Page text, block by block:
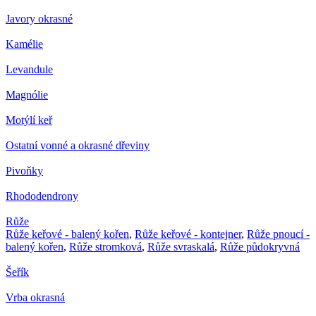
Javory okrasné
Kamélie
Levandule
Magnólie
Motýlí keř
Ostatní vonné a okrasné dřeviny
Pivoňky
Rhododendrony
Růže
Růže keřové - balený kořen, Růže keřové - kontejner, Růže pnoucí -
balený kořen, Růže stromková, Růže svraskalá, Růže půdokryvná
Šeřík
Vrba okrasná